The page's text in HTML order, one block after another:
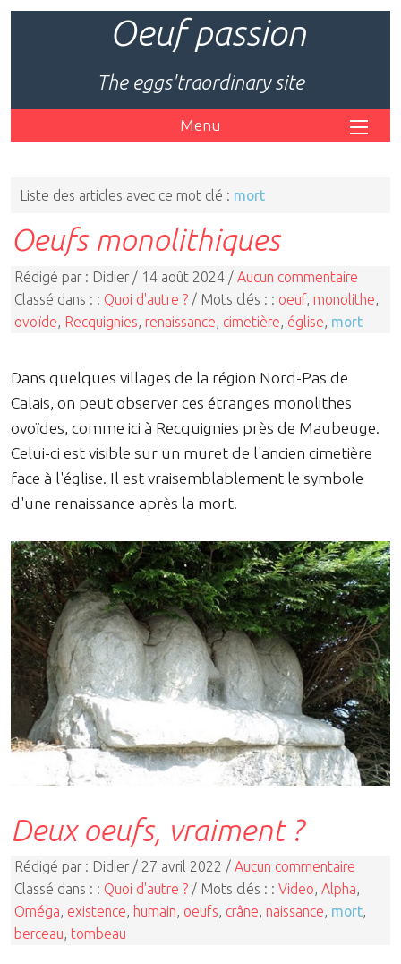
Oeuf passion
The eggs'traordinary site
Menu
Liste des articles avec ce mot clé : mort
Oeufs monolithiques
Rédigé par : Didier / 14 août 2024 / Aucun commentaire
Classé dans : : Quoi d'autre ? / Mots clés : : oeuf, monolithe
ovoïde Recquignies renaissance cimetière église mort
Dans quelques villages de la région Nord-Pas de
Calais, on peut observer ces étranges monolithes
ovoïdes, comme ici à Recquignies près de Maubeuge.
Celui-ci est visible sur un muret de l'ancien cimetière
face à l'église. Il est vraisemblablement le symbole
d'une renaissance après la mort.
Deux oeufs, vraiment ?
Rédigé par : Didier / 27 avril 2022 / Aucun commentaire
Classé dans : : Quoi d'autre ? / Mots clés : : Video, Alpha,
Oméga, existence, humain, oeufs, crâne, naissance, mort,
berceau, tombeau